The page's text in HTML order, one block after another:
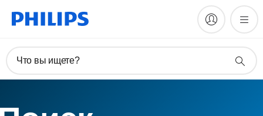
Что вы ищете?